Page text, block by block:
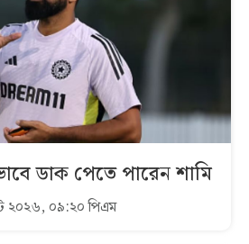
ডাক পেতে পারেন শামি
২০২৬, ০৯:২০ পিএম